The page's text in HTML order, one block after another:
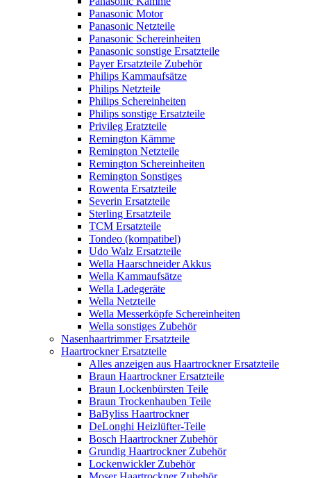
Panasonic Motor
Panasonic Netzteile
Panasonic Schereinheiten
Panasonic sonstige Ersatzteile
Payer Ersatzteile Zubehör
Philips Kammaufsätze
Philips Netzteile
Philips Schereinheiten
Philips sonstige Ersatzteile
Privileg Eratzteile
Remington Kämme
Remington Netzteile
Remington Schereinheiten
Remington Sonstiges
Rowenta Ersatzteile
Severin Ersatzteile
Sterling Ersatzteile
TCM Ersatzteile
Tondeo (kompatibel)
Udo Walz Ersatzteile
Wella Haarschneider Akkus
Wella Kammaufsätze
Wella Ladegeräte
Wella Netzteile
Wella Messerköpfe Schereinheiten
Wella sonstiges Zubehör
Nasenhaartrimmer Ersatzteile
Haartrockner Ersatzteile
Alles anzeigen aus Haartrockner Ersatzteile
Braun Haartrockner Ersatzteile
Braun Lockenbürsten Teile
Braun Trockenhauben Teile
BaByliss Haartrockner
DeLonghi Heizlüfter-Teile
Bosch Haartrockner Zubehör
Grundig Haartrockner Zubehör
Lockenwickler Zubehör